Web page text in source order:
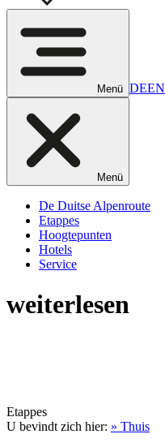
Menü DEEN
Menü
De Duitse Alpenroute
Etappes
Hoogtepunten
Hotels
Service
weiterlesen
Etappes
U bevindt zich hier: » Thuis